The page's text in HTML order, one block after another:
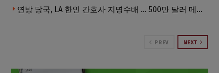
연방 당국, LA 한인 간호사 지명수배 … 500만 달러 메디캐어 사기, 선고 직전 한국 도주
PREV NEXT